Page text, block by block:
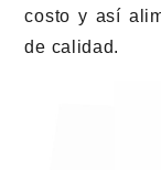
costo y así
de calidad.